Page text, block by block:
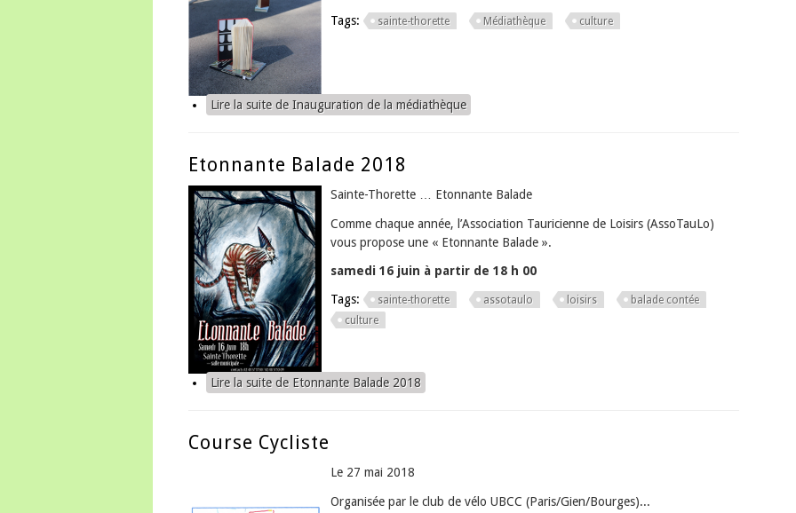
Tags: sainte-thorette Médiathèque culture
Lire la suitede Inauguration de la médiathèque
Etonnante Balade 2018
Sainte-Thorette … Etonnante Balade
Comme chaque année, l’Association Tauricienne de Loisirs (AssoTauLo)
vous propose une « Etonnante Balade ».
samedi 16 juin à partir de 18 h 00
Tags: sainte-thorette assotaulo loisirs
balade contée
culture
Lire la suitede Etonnante Balade 2018
Course Cycliste
Le 27 mai 2018
Organisée par le club de vélo UBCC (Paris/Gien/Bourges)...